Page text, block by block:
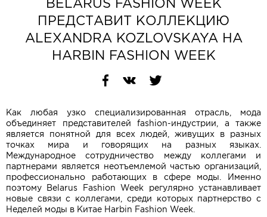
BELARUS FASHION WEEK
ПРЕДСТАВИТ КОЛЛЕКЦИЮ
ALEXANDRA KOZLOVSKAYA НА
HARBIN FASHION WEEK
Как любая узко специализированная отрасль, мода
объединяет представителей fashion-индустрии, а также
является понятной для всех людей, живущих в разных
точках мира и говорящих на разных языках.
Международное сотрудничество между коллегами и
партнерами является неотъемлемой частью организаций,
профессионально работающих в сфере моды. Именно
поэтому Belarus Fashion Week регулярно устанавливает
новые связи с коллегами, среди которых партнерство с
Неделей моды в Китае Harbin Fashion Week.